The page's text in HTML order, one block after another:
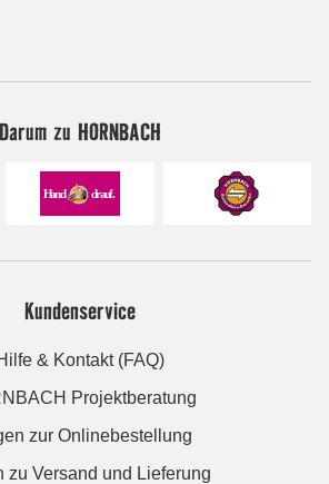
Darum zu HORNBACH
Kundenservice
& Kontakt (FAQ)
Projektberatung
zur Onlinebestellung
zu Versand und Lieferung